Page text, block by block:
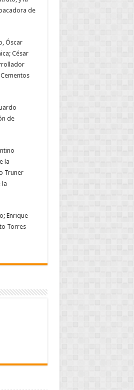
de
Óscar
César
de
la
Truner
la
Enrique
Torres